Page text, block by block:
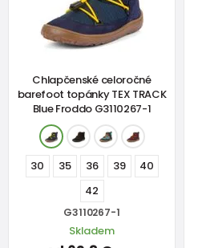
Chlapčenské celoročné
barefoot topánky TEX TRACK
Blue Froddo G3110267-1
30 35 36 39
40
42
G3110267-1
Skladem